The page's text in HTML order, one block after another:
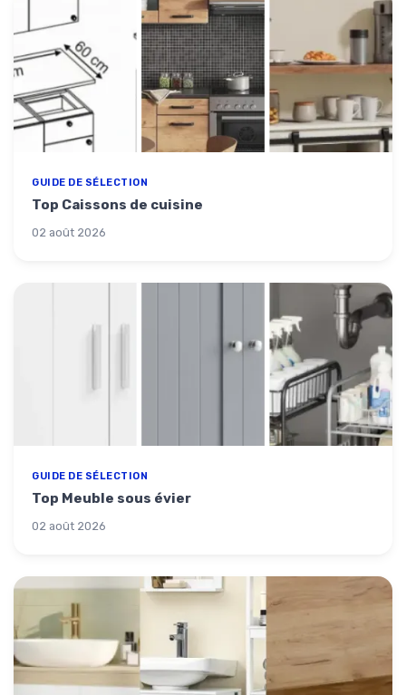
GUIDE DE SÉLECTION
Top Caissons de cuisine
02 août 2026
GUIDE DE SÉLECTION
Top Meuble sous évier
02 août 2026